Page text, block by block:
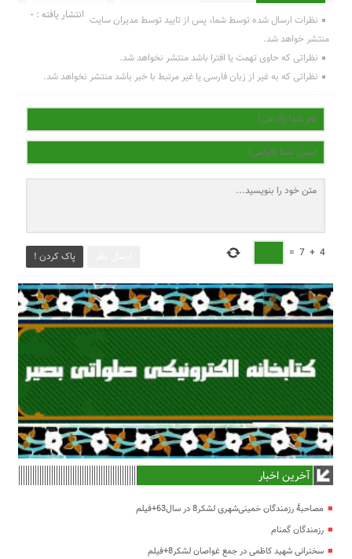
انتشار یافته : 0 نظرات ارسال شده توسط شما، پس از تایید توسط مدیران سایت
منتشر خواهد شد.
نظراتی که حاوی تهمت یا افترا باشد منتشر نخواهد شد.
نظراتی که به غیر از زبان فارسی یا غیر مرتبط با خبر باشد منتشر نخواهد شد.
پاک کردن ! 4
+
7
=
آخرین اخبار
مصاحبۀ رزمندگان خمینی‌شهری لشکر8 در سال63+فیلم
رزمندگان گمنام
سخنرانی شهید کاظمی در جمع غواصان لشکر8+فیلم